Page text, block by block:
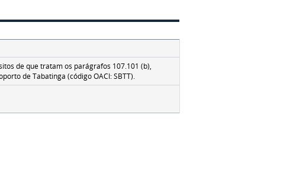
de que tratam os parágrafos 107.101 (b),
de Tabatinga (código OACI: SBTT).